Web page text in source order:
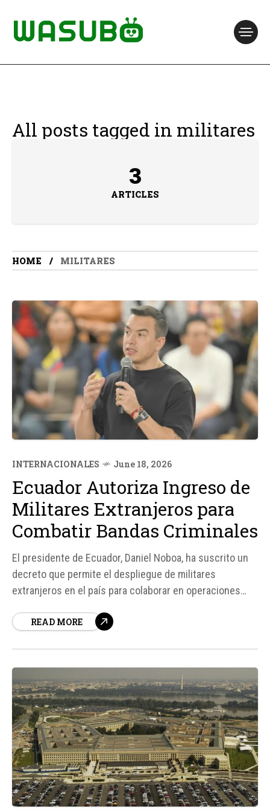
All posts tagged in militares
3
ARTICLES
HOME MILITARES
INTERNACIONALES June 18, 2026
Ecuador Autoriza Ingreso de
Militares Extranjeros para
Combatir Bandas Criminales
El presidente de Ecuador, Daniel Noboa, ha suscrito un
decreto que permite el despliegue de militares
extranjeros en el país para colaborar en operaciones
la estrategia de seguridad del Ejecutivo ecuatoriano
READ MORE